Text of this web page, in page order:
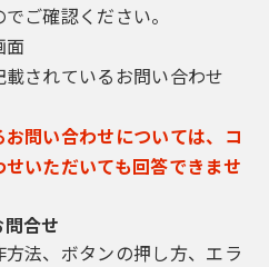
ご確認ください。
面
されているお問い合わせ
問い合わせについては、コ
いただいても回答できませ
合せ
法、ボタンの押し方、エラ